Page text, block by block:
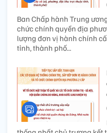
Ban Chấp hành Trung
chức chính quyền địa
lượng đơn vị hành chính
tỉnh, thành phố...